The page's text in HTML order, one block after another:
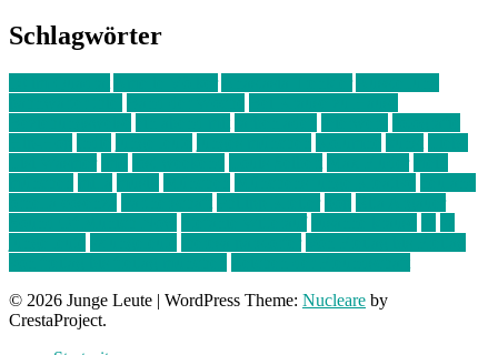
Schlagwörter
© 2026 Junge Leute | WordPress Theme: Nucleare by
CrestaProject.